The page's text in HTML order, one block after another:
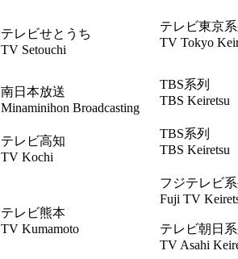
テレビせとうち
TV Setouchi
テレビ東京
TV Tokyo
南日本放送
Minaminihon Broadcasting
TBS系列
TBS Keiretsu
テレビ高知
TV Kochi
TBS系列
TBS Keiretsu
テレビ熊本
TV Kumamoto
フジテレビ
Fuji TV
テレビ朝日
TV Asahi